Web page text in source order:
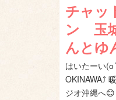
チャッ
ン 玉
んとゆ
はいたーい
OKINAWA⤴
ジオ沖縄へ